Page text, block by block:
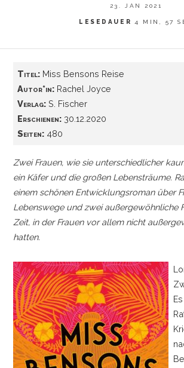
23. JAN 2021
LESEDAUER 4 MIN, 57
Titel:Miss Bensons Reise
Autor*in:Rachel Joyce
Verlag:S. Fischer
Erschienen:30.12.2020
Seiten:480
Zwei Frauen, wie sie unterschiedlicher
ein Käfer und die großen Lebensträume.
einem schönen Entwicklungsroman über
Lebenswege und zwei außergewöhnliche
Zeit, in der Frauen vor allem nicht
hatten.